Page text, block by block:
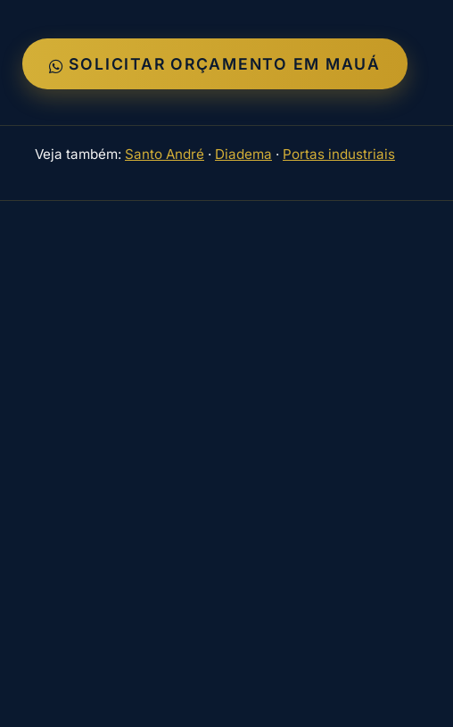
SOLICITAR ORÇAMENTO EM MAUÁ
Veja também: Santo André · Diadema · Portas industriais